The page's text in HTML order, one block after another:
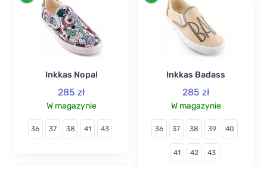
Inkkas Nopal
285 zł
W magazynie
36 37 38 41 43
Inkkas Badass
285 zł
W magazynie
36 37 38 39 40
41 42 43